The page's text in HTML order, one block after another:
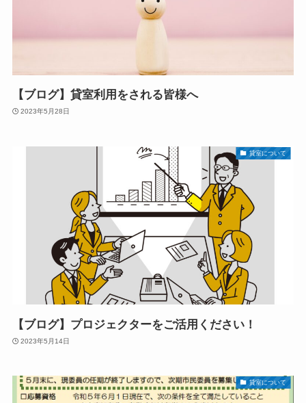
【ブログ】貸室利用をされる皆様へ
2023年5月28日
貸室について
【ブログ】プロジェクターをご活用ください！
2023年5月14日
貸室について